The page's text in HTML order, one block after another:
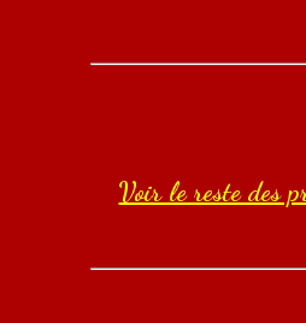
Voir le reste des